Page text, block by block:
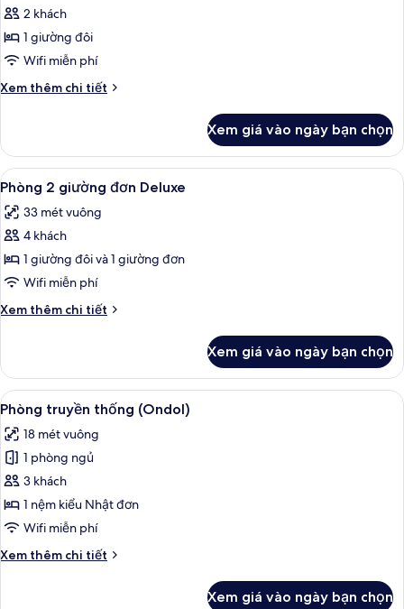
lọc
tìm
phòng
ảnh
Phòng
đôi
Tiêu
chuẩn
2 khách
1 giường đôi
Wifi miễn phí
Xem thêm chi tiết
Chi
Phòng
đôi
Tiêu
chuẩn
Xem giá vào ngày bạn chọn
Xem
tất
cả
ảnh
Phòng
2
giường
đơn
Phòng 2 giường đơn Deluxe | Bộ đồ
5
Phòng 2 giường đơn Deluxe
33 mét vuông
4 khách
1 giường đôi và 1 giường đơn
Wifi miễn phí
Xem thêm chi tiết
Chi
Phòng
giường
Deluxe
Xem giá vào ngày bạn chọn
Xem
tất
cả
ảnh
Phòng
truyền
thống
Phòng truyền thống (Ondol) | Bộ
5
Phòng truyền thống (Ondol)
18 mét vuông
1 phòng ngủ
3 khách
1 nệm kiểu Nhật đơn
Wifi miễn phí
Xem thêm chi tiết
Chi
Xem giá vào ngày bạn chọn